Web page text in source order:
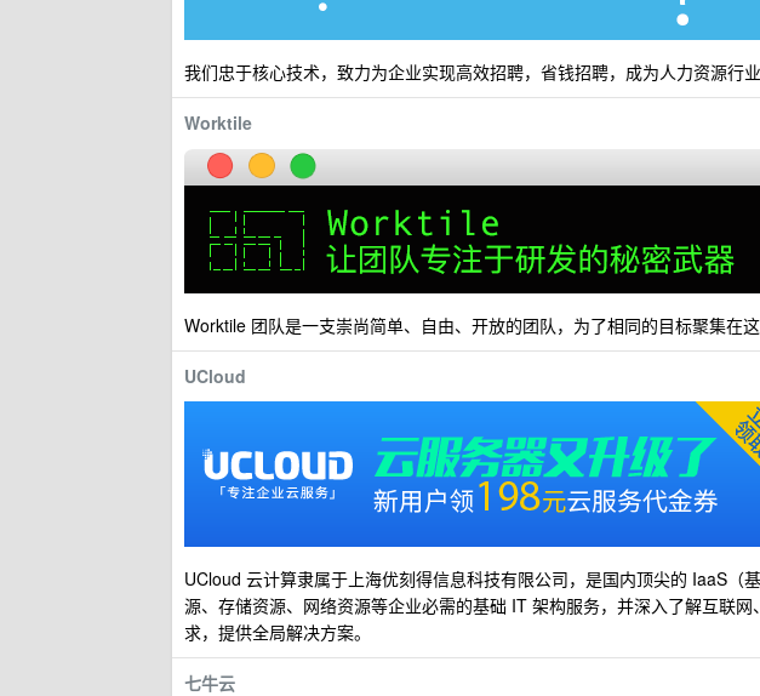
我们忠于核心技术，致力为企业实现高效招聘，省钱招聘，成为人力资源行业
Worktile
Worktile 团队是一支崇尚简单、自由、开放的团队，为了相同的目标聚集在这
UCloud
UCloud 云计算隶属于上海优刻得信息科技有限公司，是国内顶尖的 IaaS（
源、存储资源、网络资源等企业必需的基础 IT 架构服务，并深入了解互联
求，提供全局解决方案。
七牛云